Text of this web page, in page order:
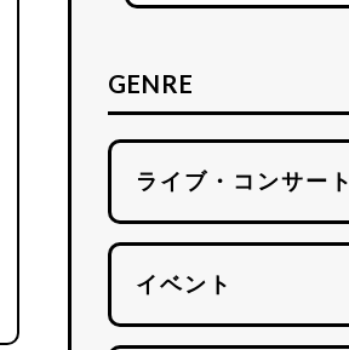
GENRE
ライブ・コンサート
イベント